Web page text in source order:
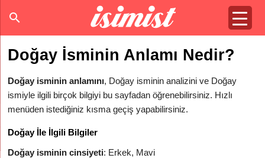
Doğay İsminin Anlamı Nedir?
Doğay isminin anlamını, Doğay isminin analizini ve Doğay
ismiyle ilgili birçok bilgiyi bu sayfadan öğrenebilirsiniz. Hızlı
menüden istediğiniz kısma geçiş yapabilirsiniz.
Doğay İle İlgili Bilgiler
Doğay isminin cinsiyeti: Erkek, Mavi